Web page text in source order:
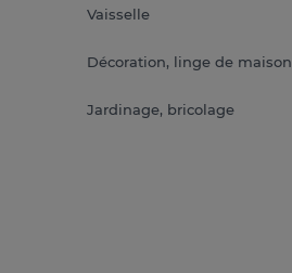
Vaisselle
Décoration, linge de maison
Jardinage, bricolage